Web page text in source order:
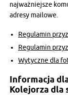
najważniejsze
adresy mailowe.
Regulamin
Regulamin
Wytyczne dla
Informacja
Kolejorza dla